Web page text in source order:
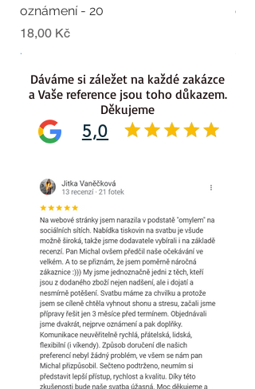
oznámení - 20
Cena
18,00 Kč
.
5,0
Dáváme si záležet na každé zakázce
a Vaše reference jsou toho důkazem.
Děkujeme